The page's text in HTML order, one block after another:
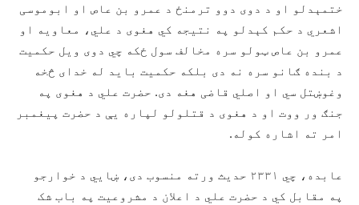
ختمېدلو او د دوی دوو ترمنځ د عمرو بن عاص او ابوموسی
اشعري د حکم کېدلو په نتیجه کي هغوی د علي، معاویه او
عمرو بن عاص ټولو سره مخالف سول ځکه چي دوی ویل حکمیت
د بنده ګانو سره نه دی بلکه حکمیت باید له خدای څخه
وغوښتل سي او اصلي قاضی هغه دی. حضرت علي د هغوی په
جنګ ور ووت او د هغوی د قتلولو لپاره یې د حضرت پیغمبر
امر ته اشاره کوله.
عابده، چي ۲۳۳۱ حدیث ورته منسوب دی، ښايي د خوارجو
په مقابل کي د حضرت علي د اعلان د مشروعیت په باب شک